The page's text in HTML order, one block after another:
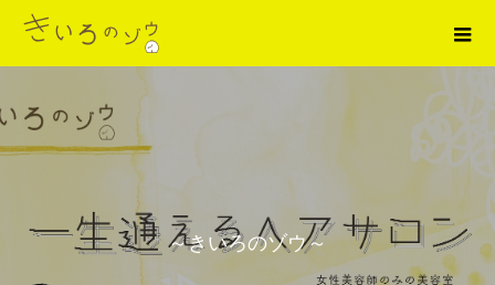
～きいろのゾウ～